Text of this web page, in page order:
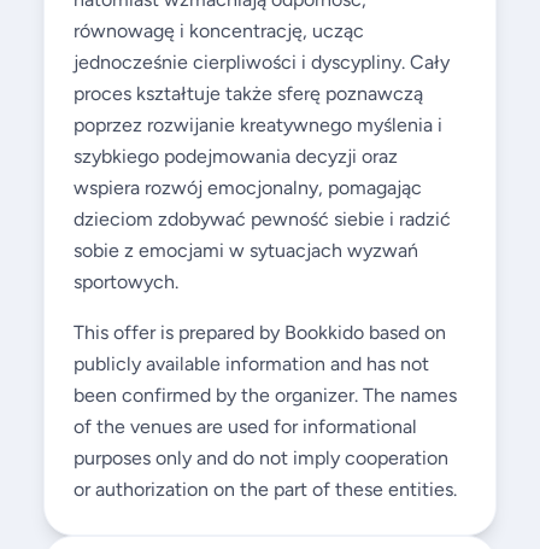
równowagę i koncentrację, ucząc
jednocześnie cierpliwości i dyscypliny. Cały
proces kształtuje także sferę poznawczą
poprzez rozwijanie kreatywnego myślenia i
szybkiego podejmowania decyzji oraz
wspiera rozwój emocjonalny, pomagając
dzieciom zdobywać pewność siebie i radzić
sobie z emocjami w sytuacjach wyzwań
sportowych.
This offer is prepared by Bookkido based on
publicly available information and has not
been confirmed by the organizer. The names
of the venues are used for informational
purposes only and do not imply cooperation
or authorization on the part of these entities.